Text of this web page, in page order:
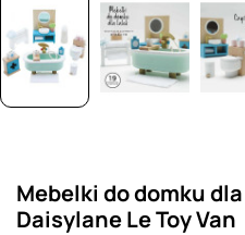
Mebelki do domku
Daisylane Le Toy Van